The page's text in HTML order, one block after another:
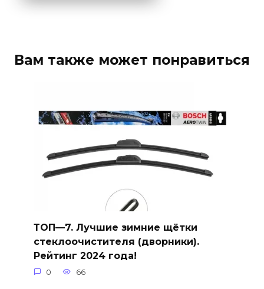
Вам также может понравиться
ТОП—7. Лучшие зимние щётки
стеклоочистителя (дворники).
Рейтинг 2024 года!
0 66